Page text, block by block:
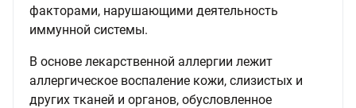
факторами, нарушающими деятельность
иммунной системы.
В основе лекарственной аллергии лежит
аллергическое воспаление кожи, слизистых и
других тканей и органов, обусловленное